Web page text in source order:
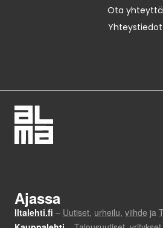
Ota yhteyttä
Yhteystiedot